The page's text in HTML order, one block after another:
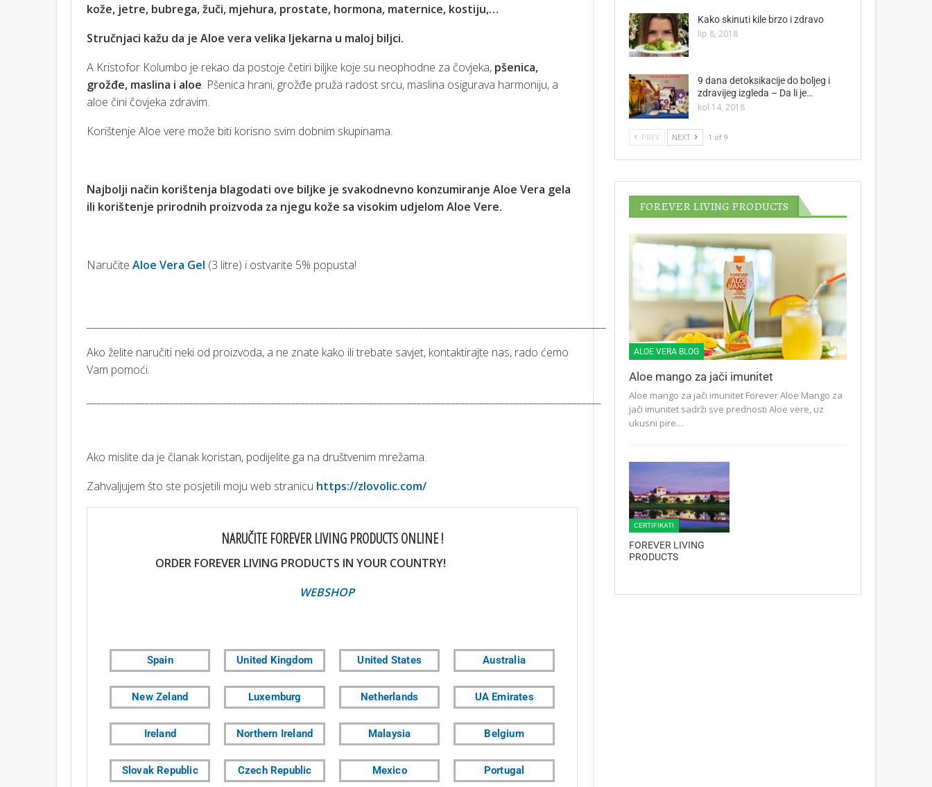
kože, jetre, bubrega, žuči, mjehura, prostate, hormona, maternice, kostiju,…
Stručnjaci kažu da je Aloe vera velika ljekarna u maloj biljci.
A Kristofor Kolumbo je rekao da postoje četiri biljke koje su neophodne za čovjeka, pšenica,
grožđe, maslina i aloe. Pšenica hrani, grožđe pruža radost srcu, maslina osigurava harmoniju, a
aloe čini čovjeka zdravim.
Korištenje Aloe vere može biti korisno svim dobnim skupinama.
Najbolji način korištenja blagodati ove biljke je svakodnevno konzumiranje Aloe Vera gela
ili korištenje prirodnih proizvoda za njegu kože sa visokim udjelom Aloe Vere.
Naručite Aloe Vera Gel (3 litre) i ostvarite 5% popusta!
Ako želite naručiti neki od proizvoda, a ne znate kako ili trebate savjet, kontaktirajte nas, rado ćemo
Vam pomoći.
Ako mislite da je članak koristan, podijelite ga na društvenim mrežama.
Zahvaljujem što ste posjetili moju web stranicu https://zlovolic.com/
NARUČITE FOREVER LIVING PRODUCTS ONLINE !
ORDER FOREVER LIVING PRODUCTS IN YOUR COUNTRY!
WEBSHOP
Spain
New Zeland
Ireland
Slovak Republic
United Kingdom
Luxemburg
Northern Ireland
Czech Republic
United States
Netherlands
Malaysia
Mexico
Australia
UA Emirates
Belgium
Portugal
Kako skinuti kile brzo i zdravo
lip 8, 2018
9 dana detoksikacije do boljeg i
zdravijeg izgleda – Da li je…
kol 14, 2018
PREV NEXT 1 of 9
FOREVER LIVING PRODUCTS
ALOE VERA BLOG
Aloe mango za jači imunitet
Aloe mango za jači imunitet Forever Aloe Mango za
jači imunitet sadrži sve prednosti Aloe vere, uz
ukusni pire…
CERTIFIKATI
FOREVER LIVING
PRODUCTS